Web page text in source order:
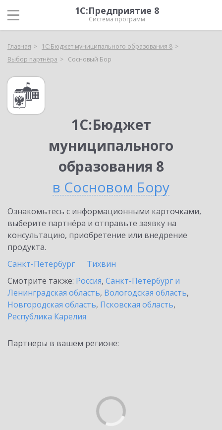
1С:Предприятие 8
Система программ
Главная
1С:Бюджет муниципального образования 8
Выбор партнёра
Сосновый Бор
1С:Бюджет
муниципального
образования 8
в Сосновом Бору
Ознакомьтесь с информационными карточками,
выберите партнёра и отправьте заявку на
консультацию, приобретение или внедрение
продукта.
Санкт-Петербург
Тихвин
Смотрите также: Россия, Санкт-Петербург и
Ленинградская область, Вологодская область,
Новгородская область, Псковская область,
Республика Карелия
Партнеры в вашем регионе: